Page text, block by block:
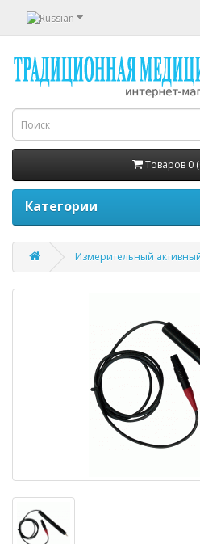
Товаров 0
Категории
Измерительный